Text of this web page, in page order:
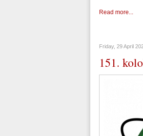
Read more...
Friday, 29 April
151.